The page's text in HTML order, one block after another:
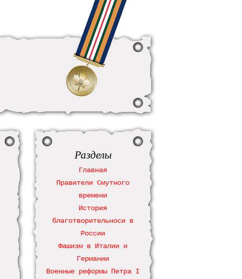
Разделы
Главная
Правители Смутного
времени
История
благотворительноси в
России
Фашизм в Италии и
Германии
Военные реформы Петра І